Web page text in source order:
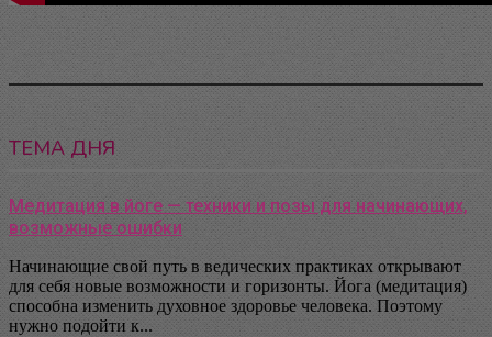
Pinterest WhatsApp Telegram VK
ТЕМА ДНЯ
Медитация в йоге — техники и позы для начинающих,
возможные ошибки
Начинающие свой путь в ведических практиках открывают
для себя новые возможности и горизонты. Йога (медитация)
способна изменить духовное здоровье человека. Поэтому
нужно подойти к...